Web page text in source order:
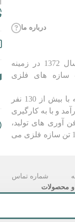
درباره ما
کارخانه سبلان سوله در سال 1372 در زمینه
های فلزی
این کارخانه مفتخر است که با بیش از 130 نفر
و با به کارگیری
آوری های تولید،
اقدام به تولید سالیانه 12/000 تن سازه فلزی می
شماره تماس
و محصولات